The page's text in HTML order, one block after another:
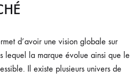
d’avoir une vision globale sur
lequel la marque évolue ainsi que le
Il existe plusieurs univers de